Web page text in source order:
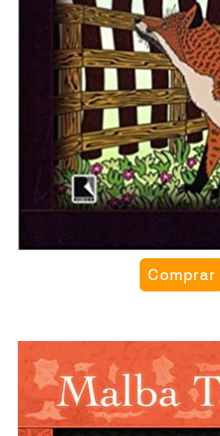
Comprar
A
São duas histórias. Na primeira,
completar dez anos, pede
presente. Esse tesouro o